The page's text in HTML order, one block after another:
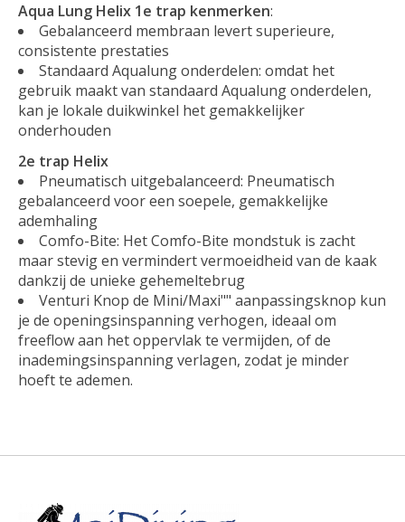
Aqua Lung Helix 1e trap kenmerken:
Gebalanceerd membraan levert superieure,
consistente prestaties
Standaard Aqualung onderdelen: omdat het
gebruik maakt van standaard Aqualung onderdelen,
kan je lokale duikwinkel het gemakkelijker
onderhouden
2e trap Helix
Pneumatisch uitgebalanceerd: Pneumatisch
gebalanceerd voor een soepele, gemakkelijke
ademhaling
Comfo-Bite: Het Comfo-Bite mondstuk is zacht
maar stevig en vermindert vermoeidheid van de kaak
dankzij de unieke gehemeltebrug
Venturi Knop de Mini/Maxi"" aanpassingsknop kun
je de openingsinspanning verhogen, ideaal om
freeflow aan het oppervlak te vermijden, of de
inademingsinspanning verlagen, zodat je minder
hoeft te ademen.